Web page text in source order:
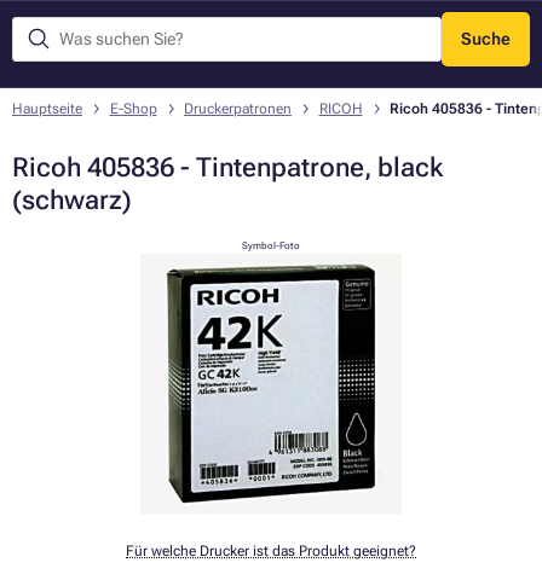
Suche
Menü
Hauptseite E-Shop Druckerpatronen RICOH Ricoh 405836 -
Ricoh 405836 - Tintenpatrone, black
(schwarz)
Symbol-Foto
Für welche Drucker ist das Produkt geeignet?